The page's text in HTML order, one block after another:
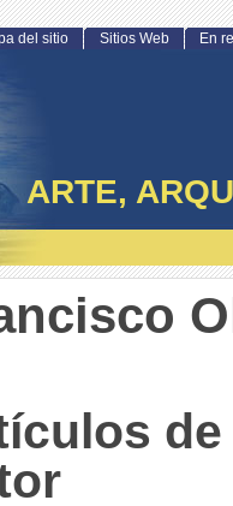
ARTE,
del sitio Sitios Web En